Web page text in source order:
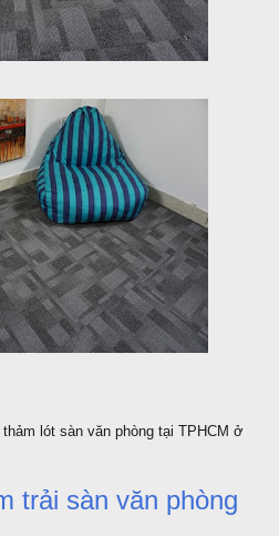
lót sàn văn phòng tại TPHCM ở
trải sàn văn phòng